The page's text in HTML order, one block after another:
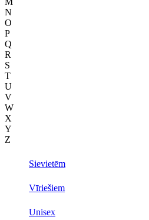
N
O
P
Q
R
S
T
U
V
W
X
Y
Z
Sievietēm
Vīriešiem
Unisex